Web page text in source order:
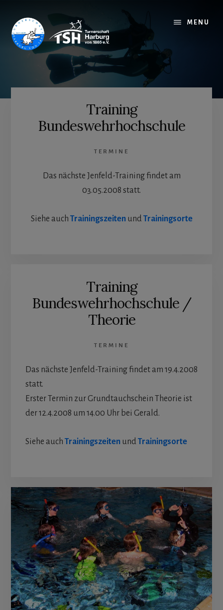
springen
MENU
Training
Bundeswehrhochschule
TERMINE
Das nächste Jenfeld-Training findet am
03.05.2008 statt.
Siehe auch Trainingszeitenund Trainingsorte
Training
Bundeswehrhochschule /
Theorie
TERMINE
Das nächste Jenfeld-Training findet am 19.4.2008
statt.
Erster Termin zur Grundtauchschein Theorie ist
der 12.4.2008 um 14.00 Uhr bei Gerald.
Siehe auch Trainingszeitenund Trainingsorte